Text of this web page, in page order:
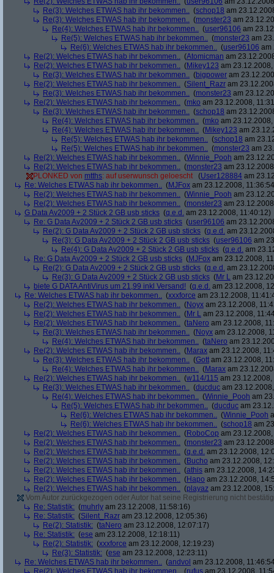
Re(3): Welches ETWAS hab ihr bekommen.. (schop18 am
Re(3): Welches ETWAS hab ihr bekommen.. (monster23 am
Re(4): Welches ETWAS hab ihr bekommen.. (user96106 am
Re(5): Welches ETWAS hab ihr bekommen.. (monster23 am
Re(6): Welches ETWAS hab ihr bekommen.. (user96106 am
Re(2): Welches ETWAS hab ihr bekommen.. (Atomicman am
Re(2): Welches ETWAS hab ihr bekommen.. (Mikey123 am
Re(3): Welches ETWAS hab ihr bekommen.. (bigpower am
Re(2): Welches ETWAS hab ihr bekommen.. (Silent_Razr am
Re(3): Welches ETWAS hab ihr bekommen.. (monster23 am
Re(2): Welches ETWAS hab ihr bekommen.. (mko am 23.12.2008,
Re(3): Welches ETWAS hab ihr bekommen.. (schop18 am
Re(4): Welches ETWAS hab ihr bekommen.. (mko am
Re(4): Welches ETWAS hab ihr bekommen.. (Mikey123 am
Re(5): Welches ETWAS hab ihr bekommen.. (schop18 am
Re(5): Welches ETWAS hab ihr bekommen.. (monster23 am
Re(2): Welches ETWAS hab ihr bekommen.. (Winnie_Pooh am
Re(2): Welches ETWAS hab ihr bekommen.. (monster23 am
PLONKED von mtths: auf userwunsch geloescht (User128884 am
Re: Welches ETWAS hab ihr bekommen.. (MJFox am 23.12.2008,
Re(2): Welches ETWAS hab ihr bekommen.. (Winnie_Pooh am
Re(2): Welches ETWAS hab ihr bekommen.. (monster23 am
G Data Av2009 + 2 Stück 2 GB usb sticks (q.e.d. am 23.12.2008, 11:40:12)
Re: G Data Av2009 + 2 Stück 2 GB usb sticks (user96106 am
Re(2): G Data Av2009 + 2 Stück 2 GB usb sticks (q.e.d. am
Re(3): G Data Av2009 + 2 Stück 2 GB usb sticks (user96106 am
Re(4): G Data Av2009 + 2 Stück 2 GB usb sticks (q.e.d. am
Re: G Data Av2009 + 2 Stück 2 GB usb sticks (MJFox am 23.12.2008,
Re(2): G Data Av2009 + 2 Stück 2 GB usb sticks (q.e.d. am
Re(3): G Data Av2009 + 2 Stück 2 GB usb sticks (Mr L am
biete G DATA AntiVirus um 21,99 inkl Versand! (q.e.d. am 23.12.2008,
Re: Welches ETWAS hab ihr bekommen.. (xxxforce am 23.12.2008,
Re(2): Welches ETWAS hab ihr bekommen.. (Noyx am 23.12.2008,
Re(2): Welches ETWAS hab ihr bekommen.. (Mr L am 23.12.2008,
Re(2): Welches ETWAS hab ihr bekommen.. (taNero am 23.12.2008,
Re(3): Welches ETWAS hab ihr bekommen.. (Noyx am 23.12.2008,
Re(4): Welches ETWAS hab ihr bekommen.. (taNero am
Re(2): Welches ETWAS hab ihr bekommen.. (Marax am 23.12.2008,
Re(3): Welches ETWAS hab ihr bekommen.. (Gott am 23.12.2008,
Re(4): Welches ETWAS hab ihr bekommen.. (Marax am
Re(2): Welches ETWAS hab ihr bekommen.. (w114/115 am 23.12.2008,
Re(3): Welches ETWAS hab ihr bekommen.. (ducduc am
Re(4): Welches ETWAS hab ihr bekommen.. (Winnie_Pooh am
Re(5): Welches ETWAS hab ihr bekommen.. (ducduc am
Re(6): Welches ETWAS hab ihr bekommen.. (Winnie_Pooh
Re(6): Welches ETWAS hab ihr bekommen.. (schop18 am
Re(2): Welches ETWAS hab ihr bekommen.. (RoboCop am
Re(2): Welches ETWAS hab ihr bekommen.. (monster23 am
Re(2): Welches ETWAS hab ihr bekommen.. (q.e.d. am 23.12.2008,
Re(2): Welches ETWAS hab ihr bekommen.. (Bucho am 23.12.2008,
Re(2): Welches ETWAS hab ihr bekommen.. (athis am 23.12.2008,
Re(2): Welches ETWAS hab ihr bekommen.. (Hapo am 23.12.2008,
Re(2): Welches ETWAS hab ihr bekommen.. (playaz am 23.12.2008,
Vom Autor zurückgezogen oder Autor hat seine Registrierung nicht
Re: Statistik: (muhrly am 23.12.2008, 11:58:16)
Re: Statistik: (Silent_Razr am 23.12.2008, 12:05:36)
Re(2): Statistik: (taNero am 23.12.2008, 12:07:17)
Re: Statistik: (ese am 23.12.2008, 12:18:11)
Re(2): Statistik: (xxxforce am 23.12.2008, 12:19:23)
Re(3): Statistik: (ese am 23.12.2008, 12:23:11)
Re: Welches ETWAS hab ihr bekommen.. (andvol am 23.12.2008,
Re(2): Welches ETWAS hab ihr bekommen.. (rufus am 23.12.2008,